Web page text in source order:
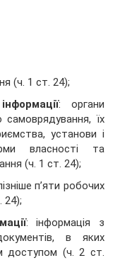
(ч. 1 ст. 24);
: органи
самоврядування, їх
установи і
власності та
(ч. 1 ст. 24);
п’яти робочих
24);
: інформація з
в яких
доступом (ч. 2 ст.